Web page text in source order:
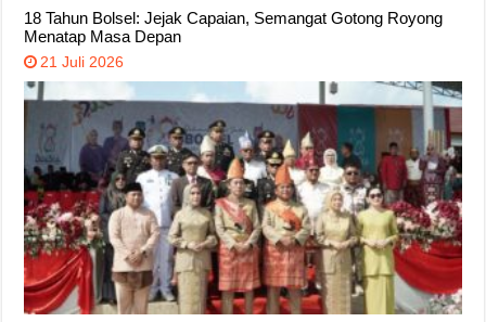
18 Tahun Bolsel: Jejak Capaian, Semangat Gotong Royong
Menatap Masa Depan
21 Juli 2026